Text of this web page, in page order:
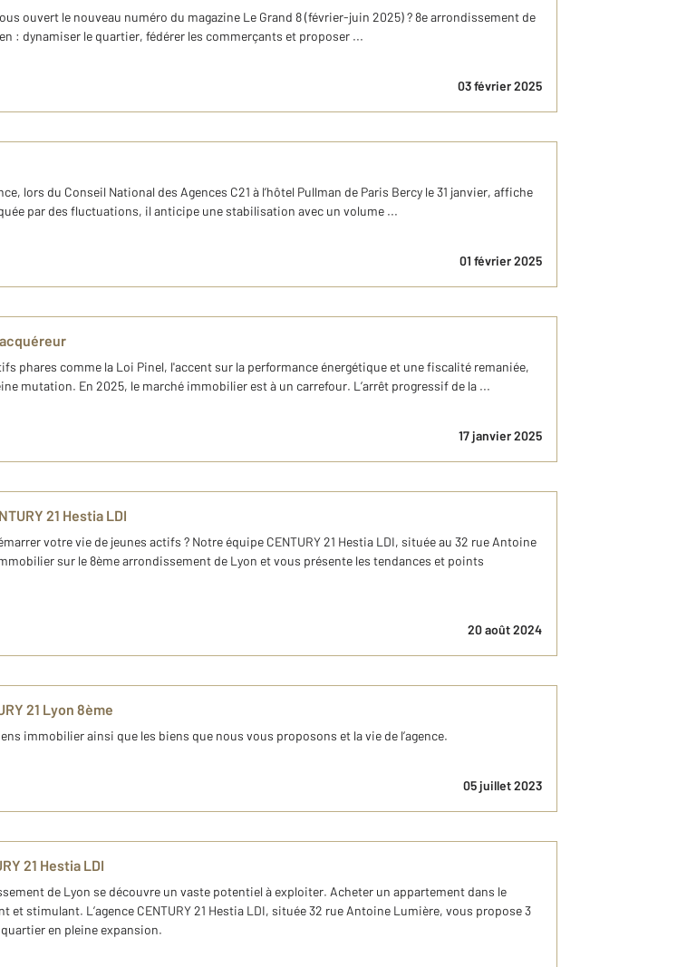
vous ouvert le nouveau numéro du magazine Le Grand 8 (février-juin 2025) ? 8e arrondissement de
: dynamiser le quartier, fédérer les commerçants et proposer ...
03 février 2025
lors du Conseil National des Agences C21 à l’hôtel Pullman de Paris Bercy le 31 janvier, affiche
par des fluctuations, il anticipe une stabilisation avec un volume ...
01 février 2025
comme la Loi Pinel, l'accent sur la performance énergétique et une fiscalité remaniée,
mutation. En 2025, le marché immobilier est à un carrefour. L’arrêt progressif de la ...
17 janvier 2025
21 Hestia LDI
votre vie de jeunes actifs ? Notre équipe CENTURY 21 Hestia LDI, située au 32 rue Antoine
sur le 8ème arrondissement de Lyon et vous présente les tendances et points
20 août 2024
21 Lyon 8ème
immobilier ainsi que les biens que nous vous proposons et la vie de l’agence.
05 juillet 2023
21 Hestia LDI
de Lyon se découvre un vaste potentiel à exploiter. Acheter un appartement dans le
et stimulant. L’agence CENTURY 21 Hestia LDI, située 32 rue Antoine Lumière, vous propose 3
en pleine expansion.